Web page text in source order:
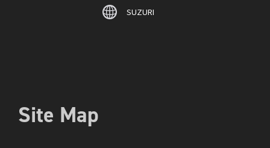
SUZURI
Site Map